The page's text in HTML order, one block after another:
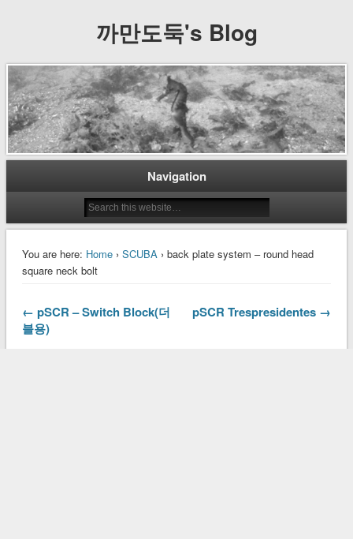
까만도둑's Blog
Navigation
You are here: Home› SCUBA› back plate system – round head
square neck bolt
← pSCR – Switch Block(더
블용)
pSCR Trespresidentes →